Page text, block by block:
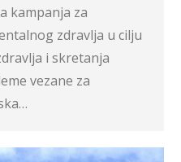
kampanja za
zdravlja u cilju
i skretanja
vezane za